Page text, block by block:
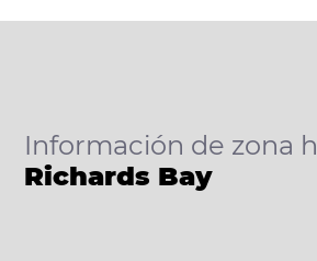
Información de zona
Richards Bay